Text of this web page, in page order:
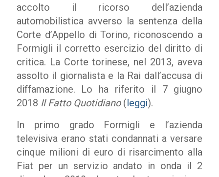
accolto il ricorso dell’azienda
automobilistica avverso la sentenza della
Corte d’Appello di Torino, riconoscendo a
Formigli il corretto esercizio del diritto di
critica. La Corte torinese, nel 2013, aveva
assolto il giornalista e la Rai dall’accusa di
diffamazione. Lo ha riferito il 7 giugno
2018 Il Fatto Quotidiano(leggi).
In primo grado Formigli e l’azienda
televisiva erano stati condannati a versare
cinque milioni di euro di risarcimento alla
Fiat per un servizio andato in onda il 2